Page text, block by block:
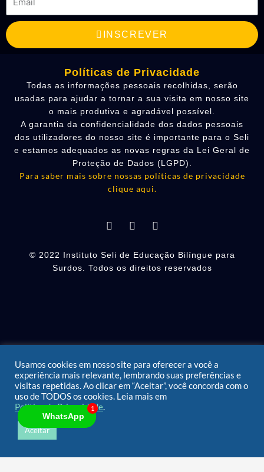
INSCREVER
Políticas de Privacidade
Todas as informações pessoais recolhidas, serão
usadas para ajudar a tornar a sua visita em nosso site
o mais produtiva e agradável possível.
A garantia da confidencialidade dos dados pessoais
dos utilizadores do nosso site é importante para o Seli
e estamos adequados as novas regras da Lei Geral de
Proteção de Dados (LGPD).
Para saber mais sobre nossas políticas de privacidade
clique aqui.
© 2022 Instituto Seli de Educação Bilíngue para
Surdos. Todos os direitos reservados
L
i
k
d
F
a
e
b
o
I
n
t
g
Usamos cookies em nosso site para oferecer a você a
experiência mais relevante, lembrando suas preferências e
visitas repetidas. Ao clicar em “Aceitar”, você concorda com o
uso de TODOS os cookies. Leia mais em
Política de Privacidade.
Aceitar
WhatsApp
1
WhatsApp
1